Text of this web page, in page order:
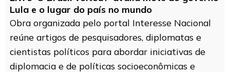
Lula e o lugar do país no mundo
Obra organizada pelo portal Interesse Nacional
reúne artigos de pesquisadores, diplomatas e
cientistas políticos para abordar iniciativas de
diplomacia e de políticas socioeconômicas e